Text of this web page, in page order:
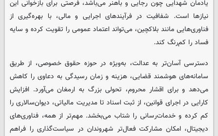
یادمان شهدایی چون رجایی و باهنر می‌باشد، فرصتی برای بازخوانی این
نیازها است. شفافیت در فرآیندهای اجرایی و مالی، با بهره‌گیری از
فناوری‌هایی مانند بلاکچین، می‌تواند اعتماد عمومی را تقویت کرده و سایه
فساد را کم‌رنگ کند.
دسترسی آسان‌تر به عدالت، به‌ویژه در حوزه حقوق خصوصی، از طریق
سامانه‌های هوشمند قضایی، هزینه و زمان رسیدگی به دعاوی را کاهش
می‌دهد و برای اقشار محروم، تحولی بزرگ به ارمغان می‌آورد. افزایش
کارایی در اجرای قوانین، از ثبت اسناد تا مدیریت مالیاتی، دیوان‌سالاری را
کم کرده و خدمات‌رسانی را شتاب می‌بخشد. مهم‌تر از همه، فناوری‌های
دیجیتال، امکان مشارکت فعال‌تر شهروندان در سیاست‌گذاری را فراهم